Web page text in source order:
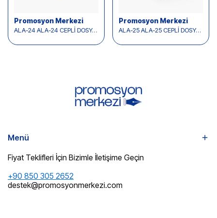
Promosyon Merkezi
ALA-24 ALA-24 CEPLİ DOSYA - ÖZEL KESKİLİ KENDİNDEN CEPLİ
Promosyon Merkezi
ALA-25 ALA-25 CEPLİ DOSYA - CEP YAPIŞTIRMALI
Menü
Fiyat Teklifleri İçin Bizimle İletişime Geçin
+90 850 305 2652
destek@promosyonmerkezi.com